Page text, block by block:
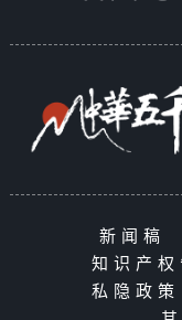
新闻稿
知识产
私隐政策